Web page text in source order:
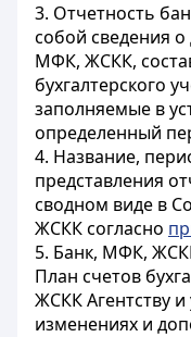
3. Отчетность
собой сведения
МФК, ЖСКК,
бухгалтерского
заполняемые в
определенный
4. Название,
представления
сводном виде в
ЖСКК согласно
5. Банк, МФК,
План счетов
ЖСКК Агентству
изменениях и